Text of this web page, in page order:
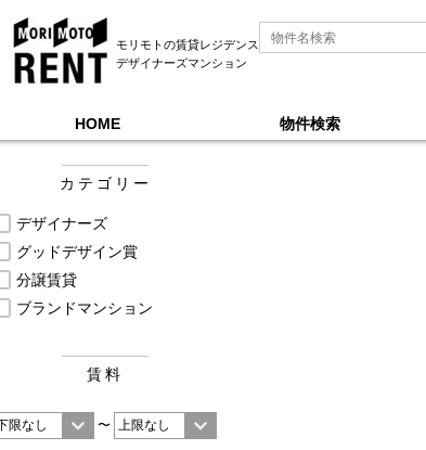
モリモトの賃貸レジデンス
デザイナーズマンション
HOME 物件検索
モリモトレントTOP ＞ 募集中物件一覧, JR南武線, 新着順 で探す
カテゴリー
デザイナーズ
グッドデザイン賞
分譲賃貸
ブランドマンション
賃料
〜